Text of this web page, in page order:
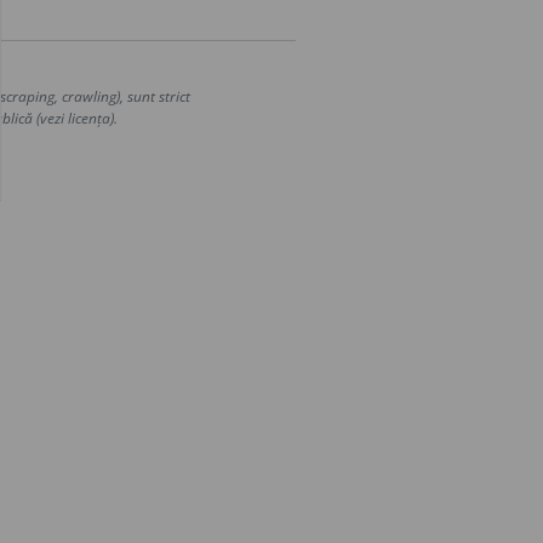
crawling), sunt strict
(vezi licența).